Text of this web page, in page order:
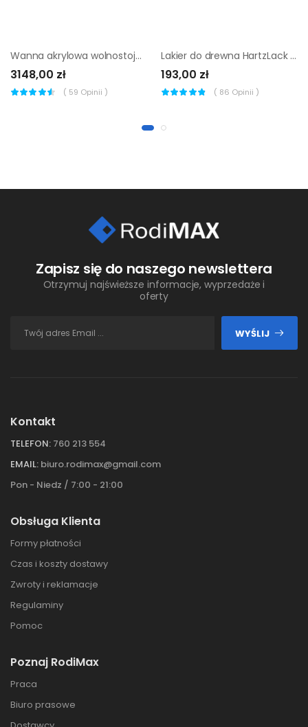
Wanna akrylowa wolnostojąca GoodHome Huron 180 x 80 cm owalna czarna / biała
3148,00 zł
( 59 Opinii )
Lakier do drewna HartzLack akryl matowy 5 l
193,00 zł
( 86 Opinii )
Zapisz się do naszego newslettera
Otrzymuj najświeższe informacje, wyprzedaże i
oferty
WYŚLIJ
Kontakt
TELEFON: 760 213 554
EMAIL: biuro.rodimax@gmail.com
Pon - Niedz / 7:00 - 21:00
Obsługa Klienta
Formy płatności
Czas i koszty dostawy
Zwroty i reklamacje
Regulaminy
Pomoc
Poznaj RodiMax
Praca
Biuro prasowe